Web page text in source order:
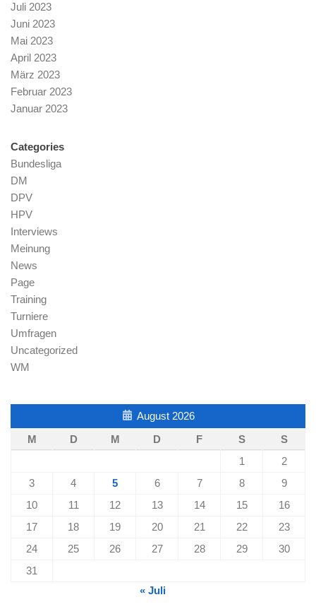
Juli 2023
Juni 2023
Mai 2023
April 2023
März 2023
Februar 2023
Januar 2023
Categories
Bundesliga
DM
DPV
HPV
Interviews
Meinung
News
Page
Training
Turniere
Umfragen
Uncategorized
WM
August 2026
M
D M D F S
S
1
2
3
4 5 6 7 8
9
10
11 12 13 14 15
16
17
18 19 20 21 22
23
24
25 26 27 28 29
30
31
« Juli